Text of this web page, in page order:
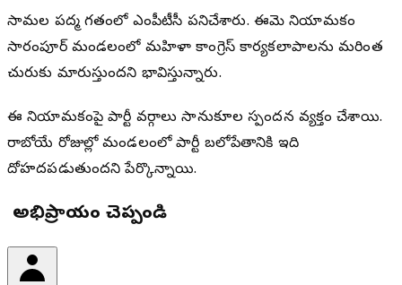
సామల పద్మ గతంలో ఎంపీటీసీగా పనిచేశారు. ఈమె నియామకం
సారంగాపూర్ మండలంలో మహిళా కాంగ్రెస్ కార్యకలాపాలను మరింత
చురుకుగా మారుస్తుందని భావిస్తున్నారు.
ఈ నియామకంపై పార్టీ వర్గాలు సానుకూల స్పందన వ్యక్తం చేశాయి.
రాబోయే రోజుల్లో మండలంలో పార్టీ బలోపేతానికి ఇది
దోహదపడుతుందని పేర్కొన్నాయి.
మీ అభిప్రాయం చెప్పండి